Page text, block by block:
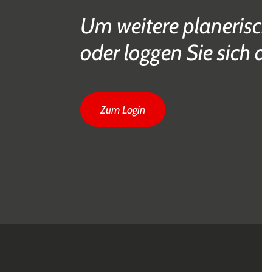
Um weitere
oder loggen Sie sich
Zum Login